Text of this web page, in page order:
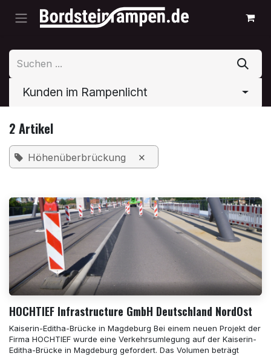
Zum Inhalt springen
Kunden im Rampenlicht
2 Artikel
Höhenüberbrückung ×
HOCHTIEF Infrastructure GmbH Deutschland NordOst
Kaiserin-Editha-Brücke in Magdeburg Bei einem neuen Projekt der
Firma HOCHTIEF wurde eine Verkehrsumlegung auf der Kaiserin-
Editha-Brücke in Magdeburg gefordert. Das Volumen beträgt